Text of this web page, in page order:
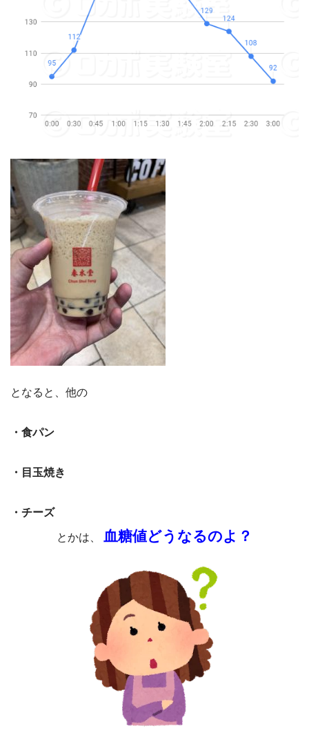
となると、他の
・食パン
・目玉焼き
・チーズ
とかは、
血糖値どうなるのよ？